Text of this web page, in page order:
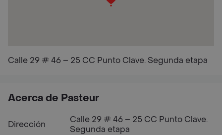
Calle 29 # 46 – 25 CC Punto Clave. Segunda etapa
Acerca de Pasteur
Dirección
Calle 29 # 46 – 25 CC Punto Clave.
Segunda etapa